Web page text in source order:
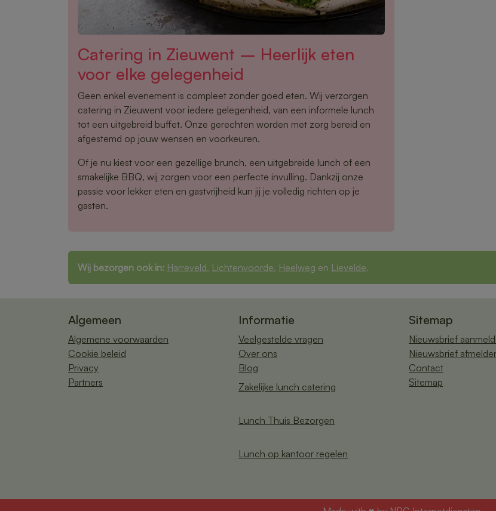
Catering in Zieuwent – Heerlijk eten
voor elke gelegenheid
Geen enkel evenement is compleet zonder goed eten. Wij verzorgen
catering in Zieuwent voor iedere gelegenheid, van een informele lunch
tot een uitgebreid buffet. Onze gerechten worden met zorg bereid en
afgestemd op jouw wensen en voorkeuren.
Of je nu kiest voor een gezellige brunch, een uitgebreide lunch of een
smakelijke BBQ, wij zorgen voor een perfecte invulling. Dankzij onze
passie voor lekker eten en gastvrijheid kun jij je volledig richten op je
gasten.
Wij bezorgen ook in: Harreveld, Lichtenvoorde, Heelweg en Lievelde.
Algemeen
Algemene voorwaarden
Cookie beleid
Privacy
Partners
Informatie
Veelgestelde vragen
Over ons
Blog
Zakelijke lunch catering
Lunch Thuis Bezorgen
Lunch op kantoor regelen
Sitemap
Nieuwsbrief
Nieuwsbrief
Contact
Sitemap